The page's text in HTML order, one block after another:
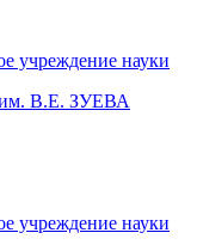
учреждение науки
В.Е. ЗУЕВА
учреждение науки